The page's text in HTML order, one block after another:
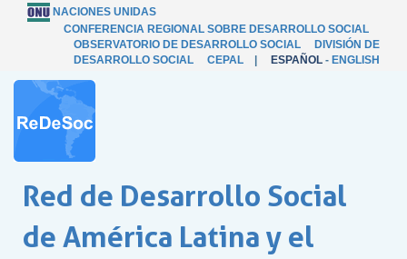
NACIONES UNIDAS
CONFERENCIA REGIONAL SOBRE DESARROLLO SOCIAL
OBSERVATORIO DE DESARROLLO SOCIAL
DIVISIÓN DE
DESARROLLO SOCIAL
CEPAL ESPAÑOL - ENGLISH
Red de Desarrollo Social
de América Latina y el